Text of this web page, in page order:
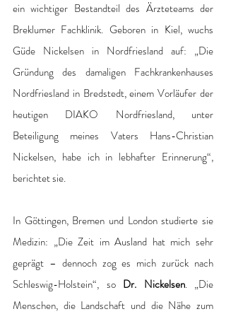
ein wichtiger Bestandteil des Ärzteteams der
Breklumer Fachklinik. Geboren in Kiel, wuchs
Güde Nickelsen in Nordfriesland auf: „Die
Gründung des damaligen Fachkrankenhauses
Nordfriesland in Bredstedt, einem Vorläufer der
heutigen DIAKO Nordfriesland, unter
Beteiligung meines Vaters Hans-Christian
Nickelsen, habe ich in lebhafter Erinnerung“,
berichtet sie.
In Göttingen, Bremen und London studierte sie
Medizin: „Die Zeit im Ausland hat mich sehr
geprägt – dennoch zog es mich zurück nach
Schleswig-Holstein“, so Dr. Nickelsen. „Die
Menschen, die Landschaft und die Nähe zum